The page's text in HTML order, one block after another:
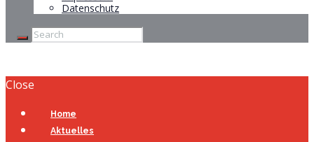
Datenschutz
Close
Home
Aktuelles